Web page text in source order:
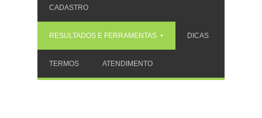
CADASTRO
RESULTADOS E FERRAMENTAS DICAS
TERMOS ATENDIMENTO